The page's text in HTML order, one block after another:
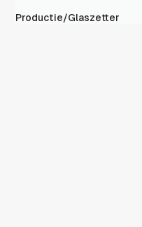
Productie/glaszetter